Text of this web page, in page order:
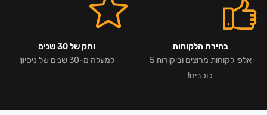
בחירת הלקוחות
אלפי לקוחות מרוצים וביקורות 5
כוכבים!
ותק של 30 שנים
למעלה מ-30 שנים של ניסיון!